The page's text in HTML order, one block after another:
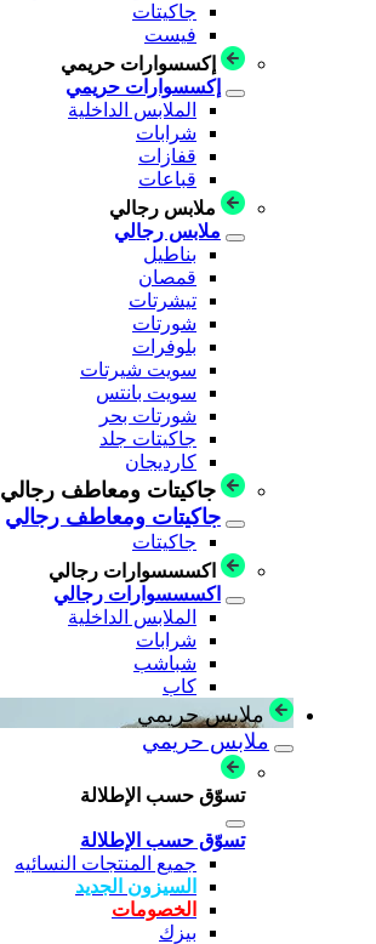
جاكيتات
فيست
إكسسوارات حريمي
إكسسوارات حريمي
الملابس الداخلية
شرابات
قفازات
قباعات
ملابس رجالي
ملابس رجالي
بناطيل
قمصان
تيشرتات
شورتات
بلوفرات
سويت شيرتات
سويت بانتس
شورتات بحر
جاكيتات جلد
كارديجان
جاكيتات ومعاطف رجالي
جاكيتات ومعاطف رجالي
جاكيتات
اكسسسوارات رجالي
اكسسسوارات رجالي
الملابس الداخلية
شرابات
شباشب
كاب
ملابس حريمي
ملابس حريمي
تسوّق حسب الإطلالة
تسوّق حسب الإطلالة
جميع المنتجات النسائيه
السيزون الجديد
الخصومات
بيزك